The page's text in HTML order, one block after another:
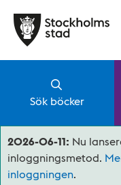
Sök böcker
2026-06-11: Nu
inloggningsmetod.
inloggningen.